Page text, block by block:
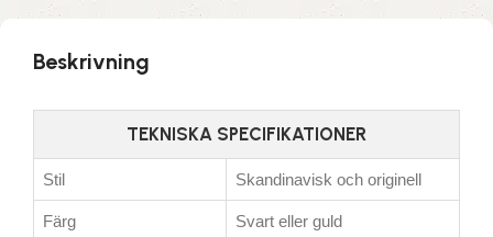
Beskrivning
TEKNISKA SPECIFIKATIONER
Stil Skandinavisk och originell
Färg Svart eller guld